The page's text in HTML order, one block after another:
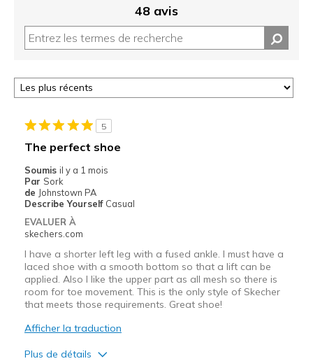
48 avis
5
The perfect shoe
Soumis il y a 1 mois
Par Sork
de Johnstown PA
Describe Yourself Casual
EVALUER À
skechers.com
I have a shorter left leg with a fused ankle. I must have a
laced shoe with a smooth bottom so that a lift can be
applied. Also I like the upper part as all mesh so there is
room for toe movement. This is the only style of Skecher
that meets those requirements. Great shoe!
Afficher la traduction
Plus de détails